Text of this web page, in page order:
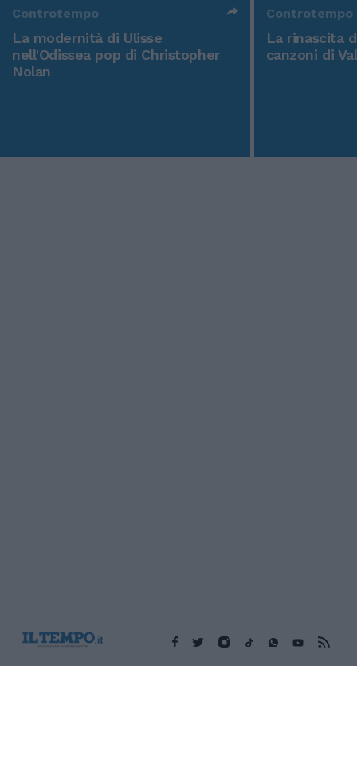
Controtempo
La modernità di Ulisse
nell'Odissea pop di Christopher
Nolan
Controtempo
La rinascita
canzoni di